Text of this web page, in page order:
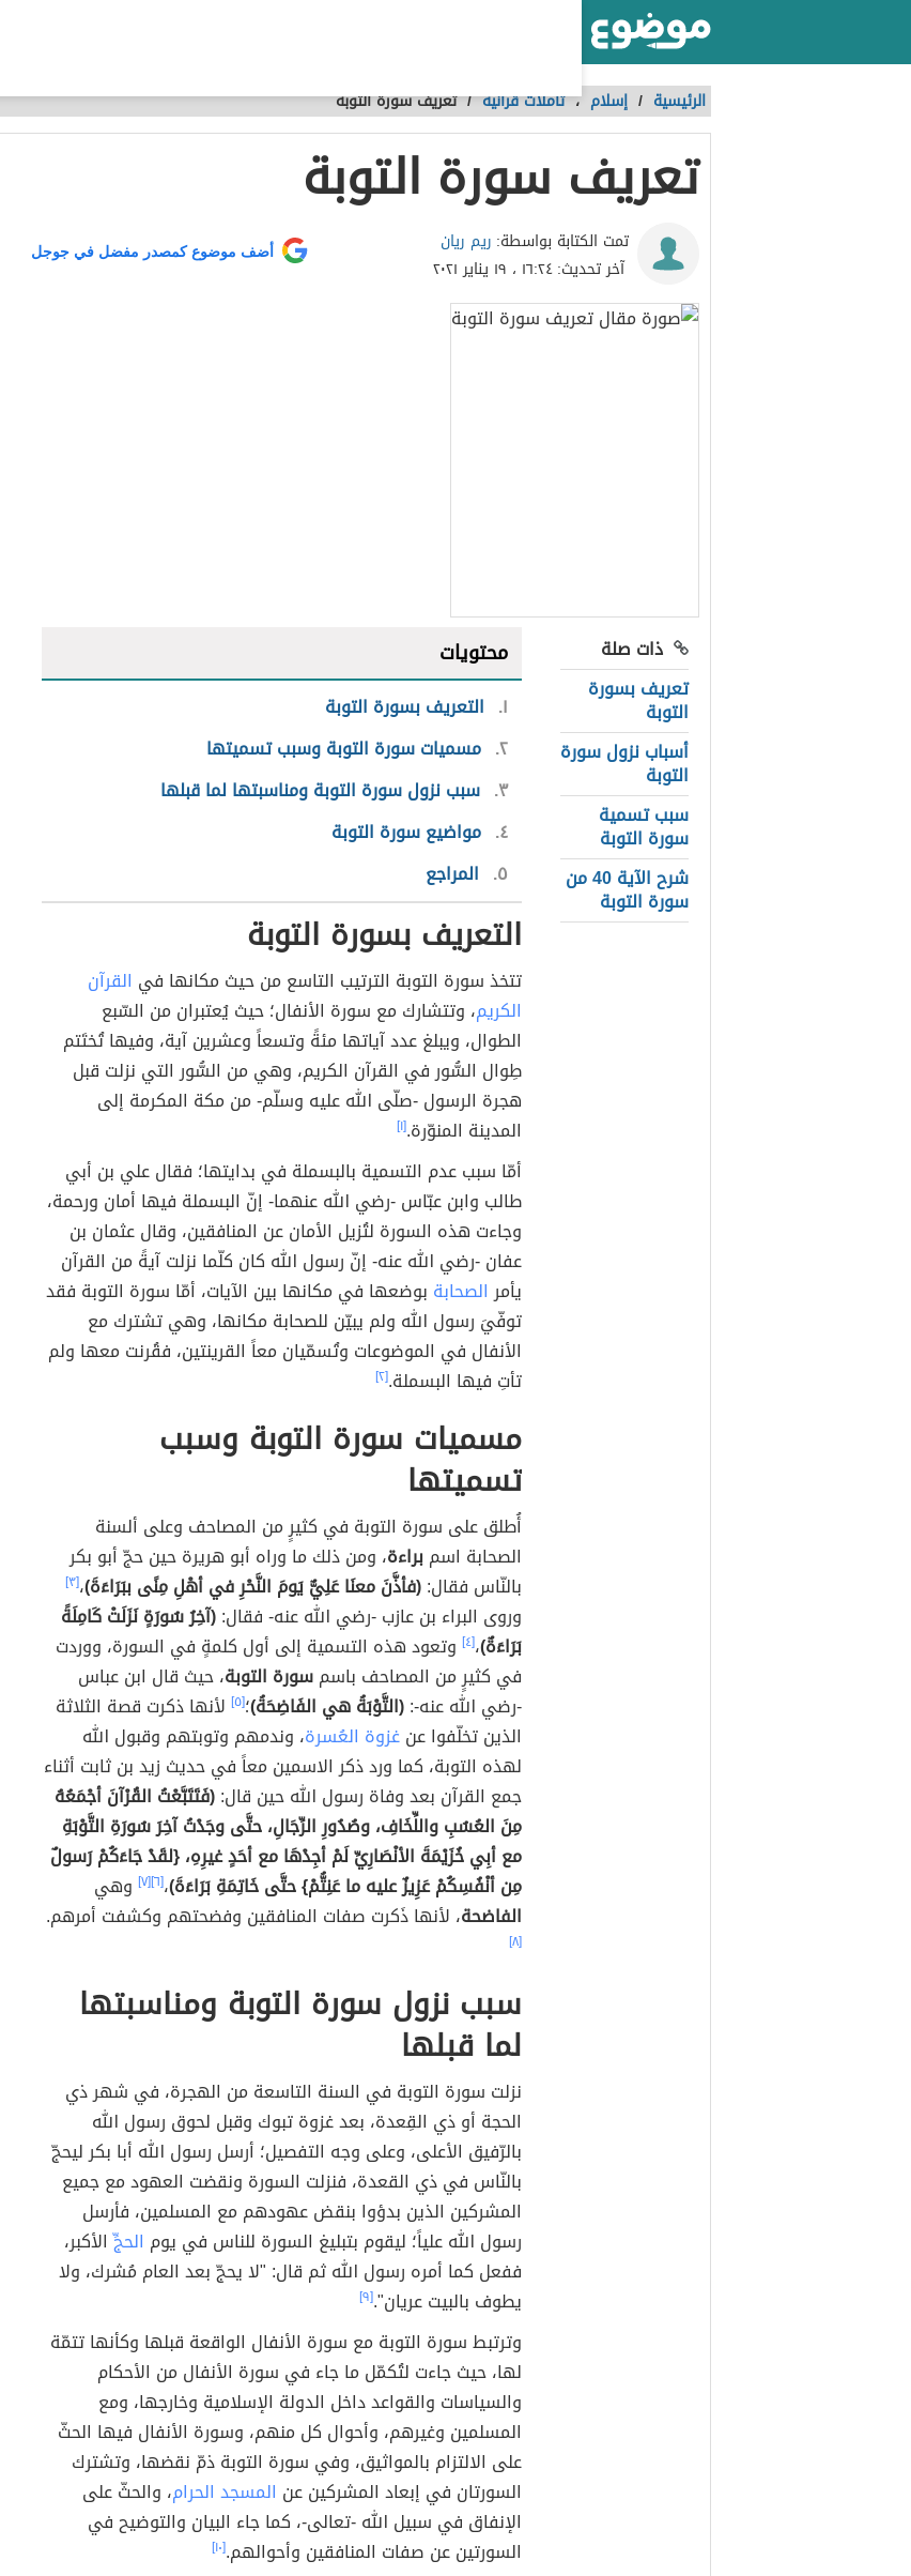
الرئيسية / إسلام ،تأملات قرآنية /تعريف سورة التوبة
تعريف سورة التوبة
تمت الكتابة بواسطة: ريم ريان
آخر تحديث:١٦:٢٤ ، ١٩ يناير ٢٠٢١
أضف موضوع كمصدر مفضل في جوجل
ذات صلة
تعريف بسورة
التوبة
أسباب نزول سورة
التوبة
سبب تسمية
سورة التوبة
شرح الآية 40 من
سورة التوبة
محتويات
١ التعريف بسورة التوبة
٢ مسميات سورة التوبة وسبب تسميتها
٣ سبب نزول سورة التوبة ومناسبتها لما قبلها
٤ مواضيع سورة التوبة
٥ المراجع
التعريف بسورة التوبة
تتخذ سورة التوبة الترتيب التاسع من حيث مكانها في القرآن
الكريم، وتتشارك مع سورة الأنفال؛ حيث يُعتبران من السّبع
الطوال، ويبلغ عدد آياتها مئةً وتسعاً وعشرين آية، وفيها تُختَتم
طِوال السُّور في القرآن الكريم، وهي من السُّور التي نزلت قبل
هجرة الرسول -صلّى الله عليه وسلّم- من مكة المكرمة إلى
المدينة المنوّرة.[١]
أمّا سبب عدم التسمية بالبسملة في بدايتها؛ فقال علي بن أبي
طالب وابن عبّاس -رضي الله عنهما- إنّ البسملة فيها أمان ورحمة،
وجاءت هذه السورة لتُزيل الأمان عن المنافقين، وقال عثمان بن
عفان -رضي الله عنه- إنّ رسول الله كان كلّما نزلت آيةً من القرآن
يأمرالصحابة بوضعها في مكانها بين الآيات، أمّا سورة التوبة فقد
توفّيَ رسول الله ولم يبيّن للصحابة مكانها، وهي تشترك مع
الأنفال في الموضوعات وتُسمّيان معاً القرينتين، فقُرنت معها ولم
تأتِ فيها البسملة.[٢]
مسميات سورة التوبة وسبب
تسميتها
أُطلق على سورة التوبة في كثيرٍ من المصاحف وعلى ألسنة
الصحابة اسمبراءة، ومن ذلك ما وراه أبو هريرة حين حجّ أبو بكر
بالنّاس فقال:(فأذَّنَ معنَا عَلِيٌّ يَومَ النَّحْرِ في أهْلِ مِنًى ببَرَاءَةَ)،[٣]
وروى البراء بن عازب -رضي الله عنه- فقال:(آخِرُ سُورَةٍ نَزَلَتْ كَامِلَةً
بَرَاءَةٌ)،[٤]
وتعود هذه التسمية إلى أول كلمةٍ في السورة، ووردت
في كثيرٍ من المصاحف باسمسورة التوبة، حيث قال ابن عباس
-رضي الله عنه-:(التَّوْبَةُ هي الفَاضِحَةُ)؛[٥]
لأنها ذكرت قصة الثلاثة
الذين تخلّفوا عنغزوة العُسرة، وندمهم وتوبتهم وقبول الله
لهذه التوبة، كما ورد ذكر الاسمين معاً في حديث زيد بن ثابت أثناء
جمع القرآن بعد وفاة رسول الله حين قال:(فَتَتَبَّعْتُ القُرْآنَ أجْمَعُهُ
مِنَ العُسُبِ واللِّخَافِ، وصُدُورِ الرِّجَالِ، حتَّى وجَدْتُ آخِرَ سُورَةِ التَّوْبَةِ
مع أبِي خُزَيْمَةَ الأنْصَارِيِّ لَمْ أجِدْهَا مع أحَدٍ غيرِهِ، {لقَدْ جَاءَكُمْ رَسولٌ
مِن أنْفُسِكُمْ عَزِيزٌ عليه ما عَنِتُّمْ} حتَّى خَاتِمَةِ بَرَاءَةَ)،[٦] [٧]
وهي
الفاضحة، لأنها ذَكرت صفات المنافقين وفضحتهم وكشفت أمرهم.
[٨]
سبب نزول سورة التوبة ومناسبتها
لما قبلها
نزلت سورة التوبة في السنة التاسعة من الهجرة، في شهر ذي
الحجة أو ذي القِعدة، بعد غزوة تبوك وقبل لحوق رسول الله
بالرّفيق الأعلى، وعلى وجه التفصيل؛ أرسل رسول الله أبا بكر ليحجّ
بالنّاس في ذي القعدة، فنزلت السورة ونقضت العهود مع جميع
المشركين الذين بدؤوا بنقض عهودهم مع المسلمين، فأرسل
رسول الله علياً؛ ليقوم بتبليغ السورة للناس في يوم الحجِّالأكبر،
ففعل كما أمره رسول الله ثم قال: "لا يحجّ بعد العام مُشرك، ولا
يطوف بالبيت عريان".[٩]
وترتبط سورة التوبة مع سورة الأنفال الواقعة قبلها وكأنها تتمّة
لها، حيث جاءت لتُكمّل ما جاء في سورة الأنفال من الأحكام
والسياسات والقواعد داخل الدولة الإسلامية وخارجها، ومع
المسلمين وغيرهم، وأحوال كل منهم، وسورة الأنفال فيها الحثّ
على الالتزام بالمواثيق، وفي سورة التوبة ذمّ نقضها، وتشترك
السورتان في إبعاد المشركين عن المسجد الحرام، والحثّ على
الإنفاق في سبيل الله -تعالى-، كما جاء البيان والتوضيح في
السورتين عن صفات المنافقين وأحوالهم.[١٠]